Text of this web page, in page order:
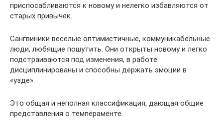
приспосабливаются к новому и нелегко избавляются от
старых привычек.
Сангвиники веселые оптимистичные, коммуникабельные
люди, любящие пошутить. Они открыты новому и легко
подстраиваются под изменения, в работе
дисциплинированы и способны держать эмоции в
«узде».
Это общая и неполная классификация, дающая общие
представления о темпераменте.